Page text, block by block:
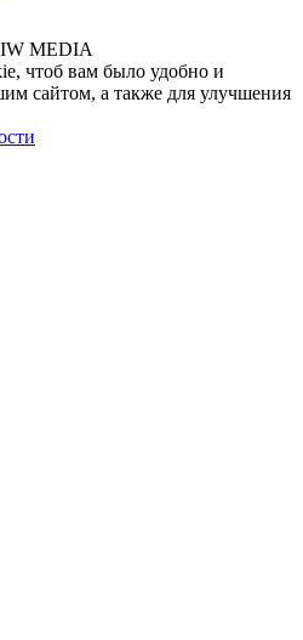
MEDIA
чтоб вам было удобно и
сайтом, а также для улучшения